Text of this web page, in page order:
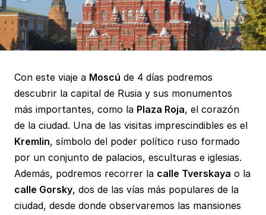
Con este viaje a Moscú de 4 días podremos
descubrir la capital de Rusia y sus monumentos
más importantes, como la Plaza Roja, el corazón
de la ciudad. Una de las visitas imprescindibles es el
Kremlin, símbolo del poder político ruso formado
por un conjunto de palacios, esculturas e iglesias.
Además, podremos recorrer la calle Tverskaya o la
calle Gorsky, dos de las vías más populares de la
ciudad, desde donde observaremos las mansiones